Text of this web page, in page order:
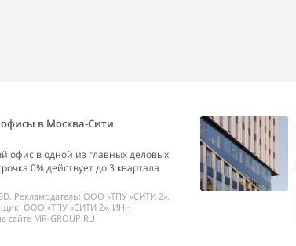
офисы в Москва-Сити
офис в одной из главных деловых
0% действует до 3 квартала
Рекламодатель: ООО «ТПУ «СИТИ 2»,
ООО «ТПУ «СИТИ 2», ИНН
сайте MR-GROUP.RU